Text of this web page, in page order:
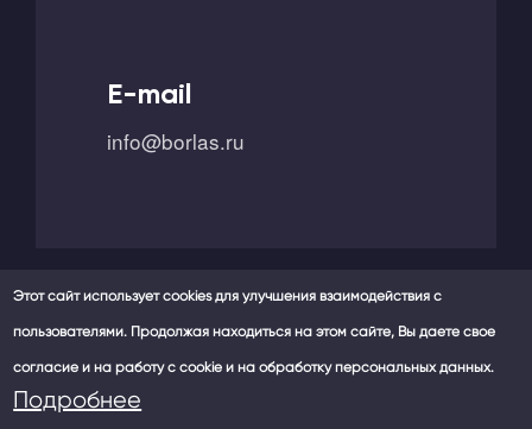
E-mail
info@borlas.ru
Мы в социальных сетях -
Этот сайт использует cookies для улучшения взаимодействия с
пользователями. Продолжая находиться на этом сайте, Вы даете свое
согласие и на работу с cookie и на обработку персональных данных.
Подробнее